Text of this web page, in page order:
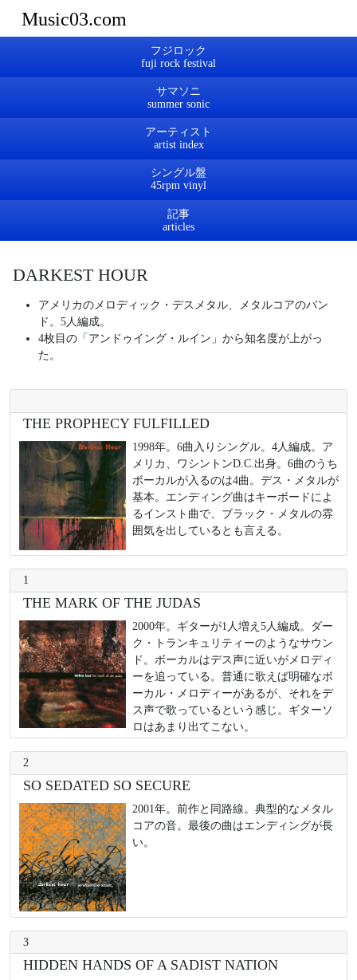
Music03.com
フジロック
サマソニ
アーティスト
シングル盤
記事
DARKEST HOUR
アメリカのメロディック・デスメタル、メタルコアのバン
ド。5人編成。
4枚目の「アンドゥイング・ルイン」から知名度が上がっ
た。
THE PROPHECY FULFILLED
1998年。6曲入りシングル。4人編成。ア
メリカ、ワシントンD.C.出身。6曲のうち
ボーカルが入るのは4曲。デス・メタルが
基本。エンディング曲はキーボードによ
るインスト曲で、ブラック・メタルの雰
囲気を出しているとも言える。
1
THE MARK OF THE JUDAS
2000年。ギターが1人増え5人編成。ダー
ク・トランキュリティーのようなサウン
ド。ボーカルはデス声に近いがメロディ
ーを追っている。普通に歌えば明確なボ
ーカル・メロディーがあるが、それをデ
ス声で歌っているという感じ。ギターソ
ロはあまり出てこない。
2
SO SEDATED SO SECURE
2001年。前作と同路線。典型的なメタル
コアの音。最後の曲はエンディングが長
い。
3
HIDDEN HANDS OF A SADIST NATION